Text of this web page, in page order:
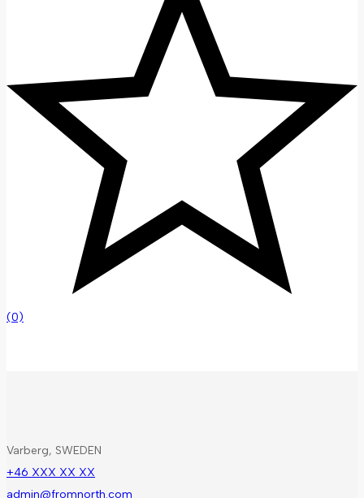
(0)
Varberg, SWEDEN
+46 XXX XX XX
admin@fromnorth.com